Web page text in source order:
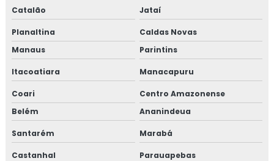
Catalão Jataí
Planaltina
Caldas Novas
Manaus
Parintins
Itacoatiara Manacapuru
Coari
Centro Amazonense
Belém
Ananindeua
Santarém Marabá
Castanhal Parauapebas